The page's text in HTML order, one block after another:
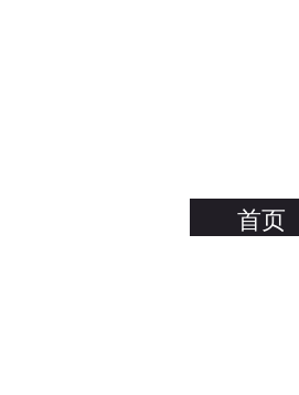
首页